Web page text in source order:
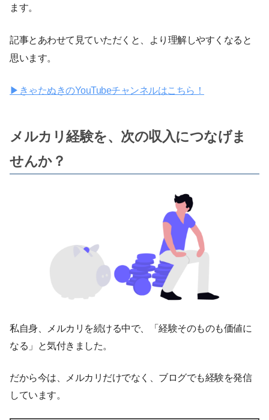
ます。
記事とあわせて見ていただくと、より理解しやすくなると
思います。
▶︎きゃたぬきのYouTubeチャンネルはこちら！
メルカリ経験を、次の収入につなげま
せんか？
私自身、メルカリを続ける中で、「経験そのものも価値に
なる」と気付きました。
だから今は、メルカリだけでなく、ブログでも経験を発信
しています。